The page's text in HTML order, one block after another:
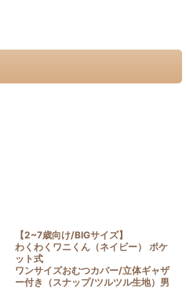
【2~7歳向け/BIGサイズ】
わくわくワニくん（ネイビー） ポケ
ット式
ワンサイズおむつカバー/立体ギャザ
ー付き（スナップ/ツルツル生地）男